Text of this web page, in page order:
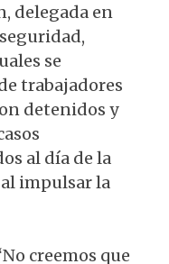
delegada en
se
trabajadores
detenidos y
al día de la
impulsar la
creemos que